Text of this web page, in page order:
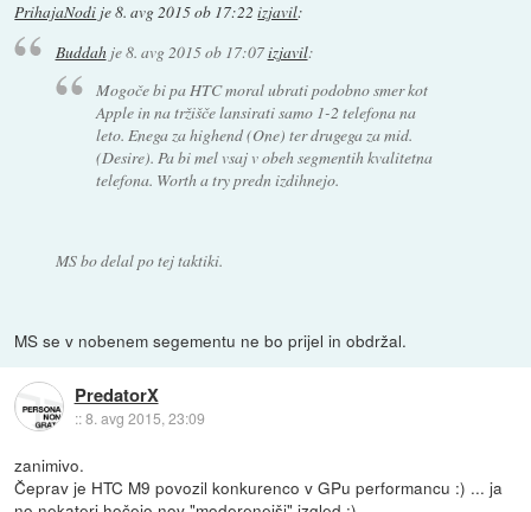
PrihajaNodi je8. avg 2015 ob 17:22 izjavil:
Buddahje8. avg 2015 ob 17:07izjavil:
Mogoče bi pa HTC moral ubrati podobno smer kot
Apple in na tržišče lansirati samo 1-2 telefona na
leto. Enega za highend (One) ter drugega za mid.
(Desire). Pa bi mel vsaj v obeh segmentih kvalitetna
telefona. Worth a try predn izdihnejo.
MS bo delal po tej taktiki.
MS se v nobenem segementu ne bo prijel in obdržal.
PredatorX
::8. avg 2015, 23:09
zanimivo.
Čeprav je HTC M9 povozil konkurenco v GPu performancu :) ... ja